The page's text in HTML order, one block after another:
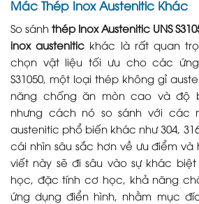
Mác Thép Inox Austenitic Khác
So sánh thép Inox Austenitic UNS
inox austenitic khác là rất quan
chọn vật liệu tối ưu cho các
S31050, một loại thép không gỉ
năng chống ăn mòn cao và độ
nhưng cách nó so sánh với các
austenitic phổ biến khác như 304,
cái nhìn sâu sắc hơn về ưu điểm
viết này sẽ đi sâu vào sự khác
học, đặc tính cơ học, khả năng
ứng dụng điển hình, nhằm mục